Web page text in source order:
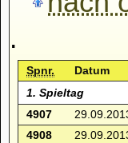
.
Spnr. Datum
1. Spieltag
4907
4908